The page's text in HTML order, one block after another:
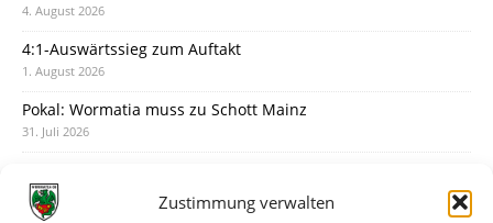
Zustimmung verwalten
4. August 2026
4:1-Auswärtssieg zum Auftakt
1. August 2026
Pokal: Wormatia muss zu Schott Mainz
31. Juli 2026
30. Juli 2026